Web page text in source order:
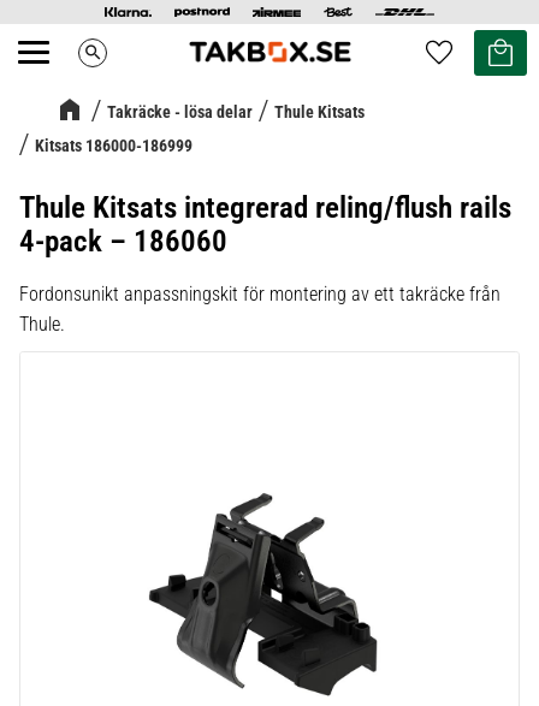
Meny search Favoriter
Kundvagn
Takräcke - lösa delar
Thule Kitsats
Kitsats 186000-186999
Thule Kitsats integrerad reling/flush rails
4-pack – 186060
Fordonsunikt anpassningskit för montering av ett takräcke från
Thule.